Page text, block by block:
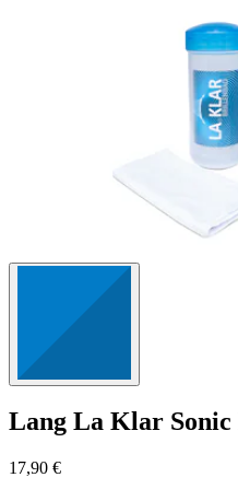
Lang La Klar Sonic
17,90 €